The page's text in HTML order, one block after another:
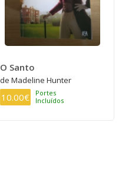
O Santo
de Madeline Hunter
10.00€
Portes
Incluídos